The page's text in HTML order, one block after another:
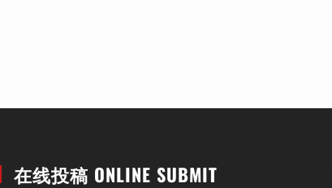
在线投稿 ONLINE SUBMIT